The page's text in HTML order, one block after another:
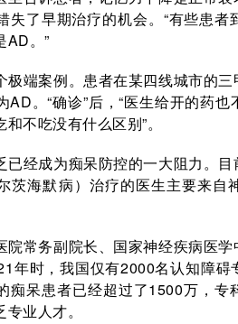
失了早期治疗的机会。“有些患
AD。”
极端案例。患者在某四线城市的
AD。“确诊”后，“医生给开的药
不吃没有什么区别”。
已经成为痴呆防控的一大阻力。
茨海默病）治疗的医生主要来
院常务副院长、国家神经疾病医
年时，我国仅有2000名认知障碍
痴呆患者已经超过了1500万，专
业人才。